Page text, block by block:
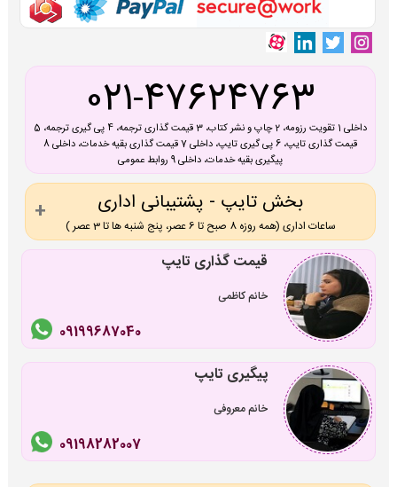
021-47624763
داخلی 1 تقویت رزومه، 2 چاپ و نشر کتاب، 3 قیمت گذاری ترجمه، 4 پی گیری ترجمه، 5
قیمت گذاری تایپ، 6 پی گیری تایپ، داخلی 7 قیمت گذاری بقیه خدمات، داخلی 8
پیگیری بقیه خدمات، داخلی 9 روابط عمومی
بخش تایپ - پشتیبانی اداری
ساعات اداری (همه روزه 8 صبح تا 6 عصر، پنج شنبه ها تا 3 عصر )
قیمت گذاری تایپ
خانم کاظمی
09199687040
پیگیری تایپ
خانم معروفی
09198282007